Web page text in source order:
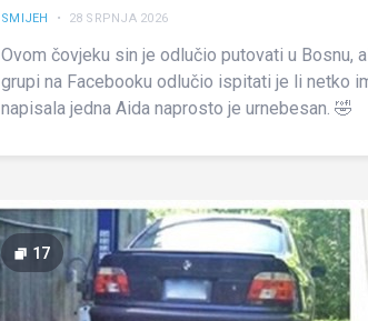
SMIJEH • 28 SRPNJA 2026
Ovom čovjeku sin je odlučio putovati u Bosnu,
grupi na Facebooku odlučio ispitati je li netko
napisala jedna Aida naprosto je urnebesan. 🤣
17